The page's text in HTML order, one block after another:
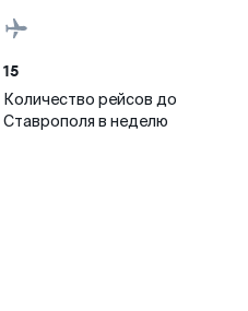
15
Количество рейсов до
Ставрополя в неделю